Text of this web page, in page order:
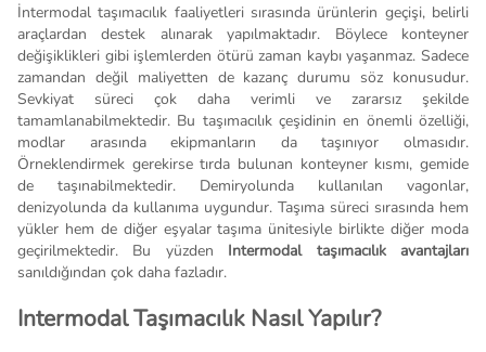
İntermodal taşımacılık faaliyetleri sırasında ürünlerin geçişi, belirli
araçlardan destek alınarak yapılmaktadır. Böylece konteyner
değişiklikleri gibi işlemlerden ötürü zaman kaybı yaşanmaz. Sadece
zamandan değil maliyetten de kazanç durumu söz konusudur.
Sevkiyat süreci çok daha verimli ve zararsız şekilde
tamamlanabilmektedir. Bu taşımacılık çeşidinin en önemli özelliği,
modlar arasında ekipmanların da taşınıyor olmasıdır.
Örneklendirmek gerekirse tırda bulunan konteyner kısmı, gemide
de taşınabilmektedir. Demiryolunda kullanılan vagonlar,
denizyolunda da kullanıma uygundur. Taşıma süreci sırasında hem
yükler hem de diğer eşyalar taşıma ünitesiyle birlikte diğer moda
geçirilmektedir. Bu yüzden Intermodal taşımacılık avantajları
sanıldığından çok daha fazladır.
Intermodal Taşımacılık Nasıl Yapılır?